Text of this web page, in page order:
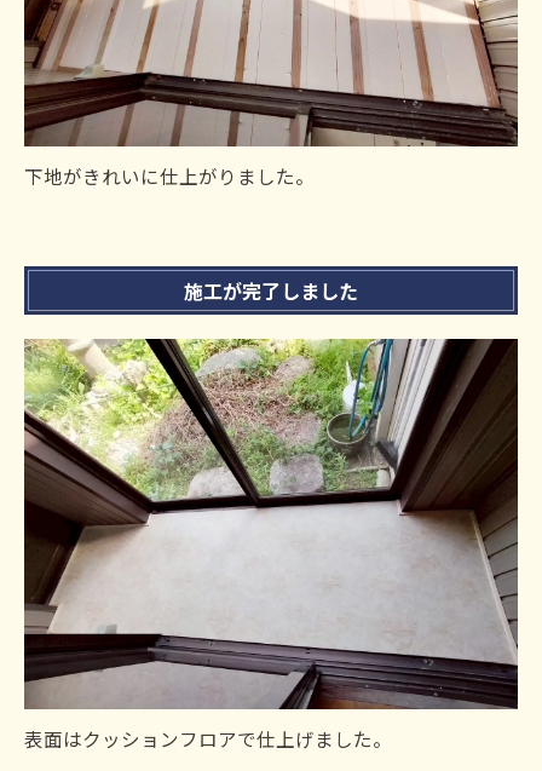
下地がきれいに仕上がりました。
施工が完了しました
表面はクッションフロアで仕上げました。